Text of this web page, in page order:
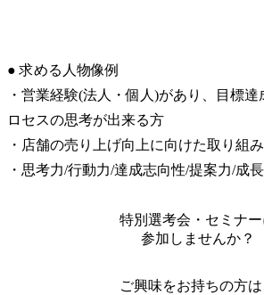
● 求める人物像例
・営業経験(法人・個人)があり、目標
ロセスの思考が出来る方
・店舗の売り上げ向上に向けた取り組
・思考力/行動力/達成志向性/提案力/成
特別選考会・セミナー
参加しませんか？
ご興味をお持ちの方は